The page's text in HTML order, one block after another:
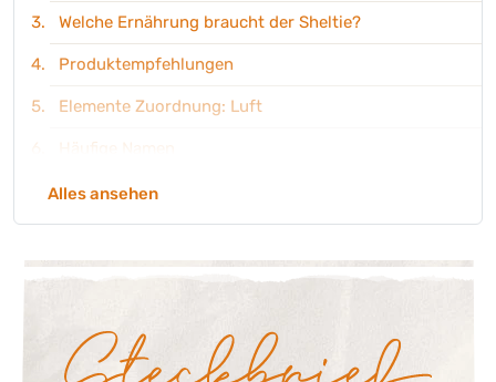
Welche Ernährung braucht der Sheltie?
Produktempfehlungen
Elemente Zuordnung: Luft
Häufige Namen
Alles ansehen